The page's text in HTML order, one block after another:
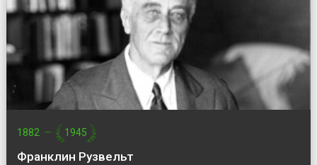
1882 — 1945
Франклин Рузвельт